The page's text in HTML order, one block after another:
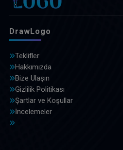
DrawLogo
Teklifler
Hakkımızda
Bize Ulaşın
Gizlilik Politikası
Şartlar ve Koşullar
İncelemeler